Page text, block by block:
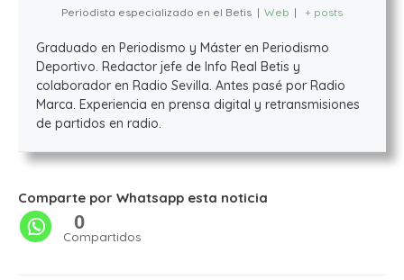
Periodista especializado en el Betis | Web | + posts
Graduado en Periodismo y Máster en Periodismo
Deportivo. Redactor jefe de Info Real Betis y
colaborador en Radio Sevilla. Antes pasé por Radio
Marca. Experiencia en prensa digital y retransmisiones
de partidos en radio.
Comparte por Whatsapp esta noticia
0
Compartidos